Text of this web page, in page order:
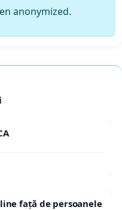
anonymized.
față de persoanele